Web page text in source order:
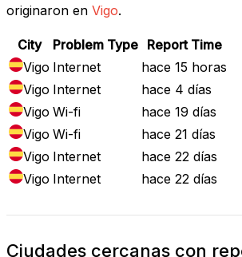
originaron en Vigo.
City Problem Type Report Time
Vigo Internet
hace 15 horas
Vigo Internet
hace 4 días
Vigo Wi-fi
hace 19 días
Vigo Wi-fi
hace 21 días
Vigo Internet
hace 22 días
Vigo Internet hace 22 días
Ciudades cercanas con